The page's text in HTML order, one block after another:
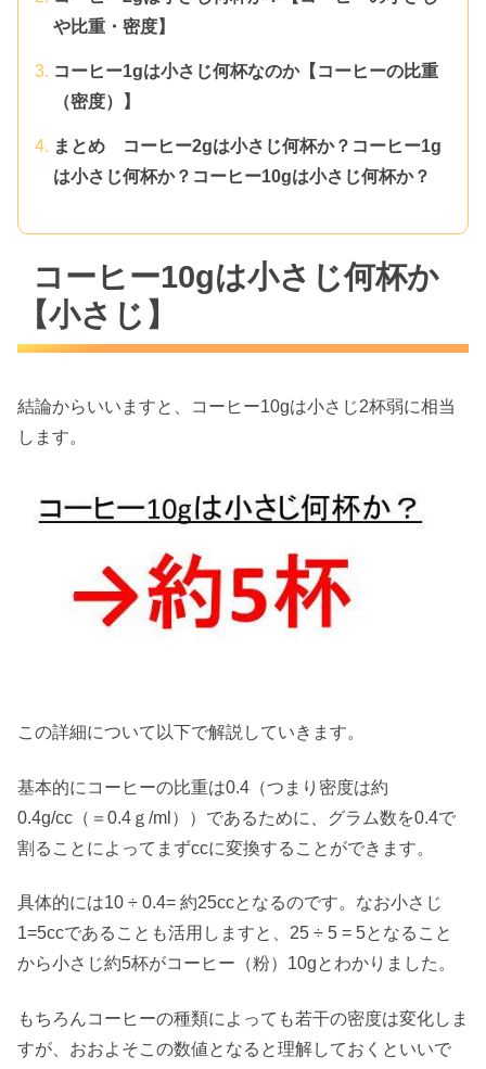
や比重・密度】
コーヒー1gは小さじ何杯なのか【コーヒーの比重
（密度）】
まとめ コーヒー2gは小さじ何杯か？コーヒー1g
は小さじ何杯か？コーヒー10gは小さじ何杯か？
コーヒー10gは小さじ何杯か
【小さじ】
結論からいいますと、コーヒー10gは小さじ2杯弱に相当
します。
この詳細について以下で解説していきます。
基本的にコーヒーの比重は0.4（つまり密度は約
0.4g/cc（＝0.4ｇ/ml））であるために、グラム数を0.4で
割ることによってまずccに変換することができます。
具体的には10 ÷ 0.4= 約25ccとなるのです。なお小さじ
1=5ccであることも活用しますと、25 ÷ 5 = 5となること
から小さじ約5杯がコーヒー（粉）10gとわかりました。
もちろんコーヒーの種類によっても若干の密度は変化しま
すが、おおよそこの数値となると理解しておくといいで